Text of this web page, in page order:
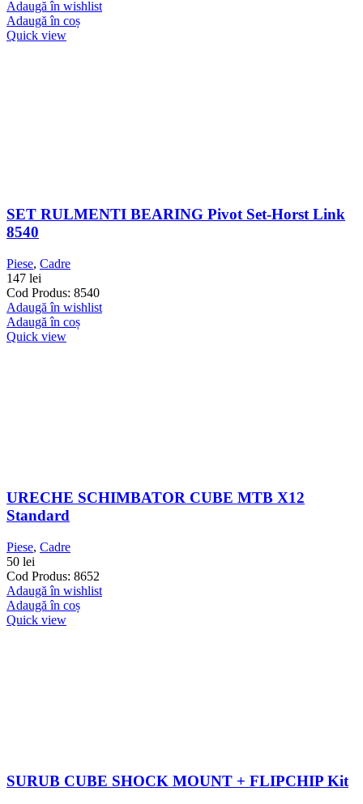
Adaugă în wishlist
Adaugă în coș
Quick view
SET RULMENTI BEARING Pivot Set-Horst Link
8540
Piese, Cadre
147 lei
Cod Produs: 8540
Adaugă în wishlist
Adaugă în coș
Quick view
URECHE SCHIMBATOR CUBE MTB X12
Standard
Piese, Cadre
50 lei
Cod Produs: 8652
Adaugă în wishlist
Adaugă în coș
Quick view
SURUB CUBE SHOCK MOUNT + FLIPCHIP Kit